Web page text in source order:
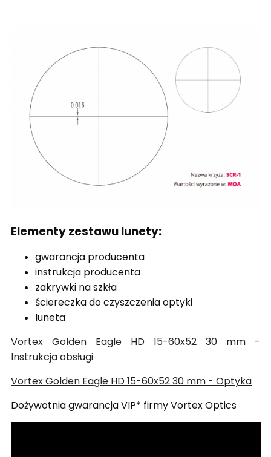
Elementy zestawu lunety:
gwarancja producenta
instrukcja producenta
zakrywki na szkła
ściereczka do czyszczenia optyki
luneta
Vortex Golden Eagle HD 15-60x52 30 mm -
Instrukcja obsługi
Vortex Golden Eagle HD 15-60x52 30 mm - Optyka
Dożywotnia gwarancja VIP* firmy Vortex Optics